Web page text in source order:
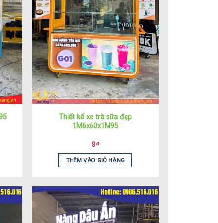
Thiết kế xe trà sữa đẹp
1M6x60x1M95
9₫
THÊM VÀO GIỎ HÀNG